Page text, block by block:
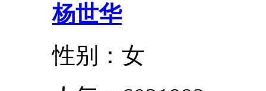
杨世华
性别：女